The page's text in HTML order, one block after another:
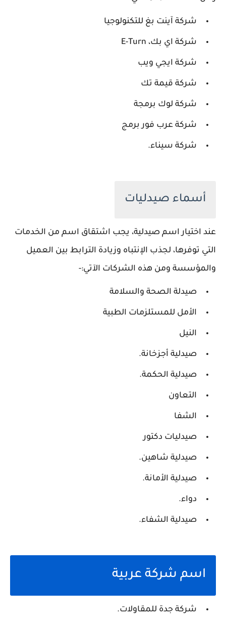
شركة آينت بغ للتكنولوجيا
شركة اي بك، E-Turn
شركة ايجي ويب
شركة قيمة تك
شركة لوك برمجة
شركة عرب فور برمج
شركة سيناء.
أسماء صيدليات
عند اختيار اسم صيدلية، يجب اشتقاق اسم من الخدمات
التي توفرها، لجذب الإنتباه وزيادة الترابط بين العميل
والمؤسسة ومن هذه الشركات الآتي:-
صيدلة الصحة والسلامة
الأمل للمستلزمات الطبية
النيل
صيدلية أجزخانة.
صيدلية الحكمة.
التعاون
الشفا
صيدليات دكتور
صيدلية شاهين.
صيدلية الأمانة.
دواء.
صيدلية الشفاء.
اسم شركة عربية
شركة جدة للمقاولات.